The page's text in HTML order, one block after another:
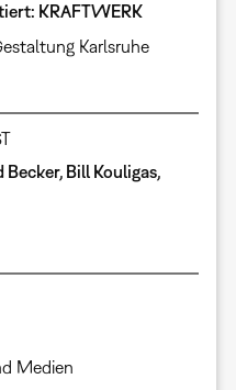
KRAFTWERK
Karlsruhe
Bill Kouligas,
Medien